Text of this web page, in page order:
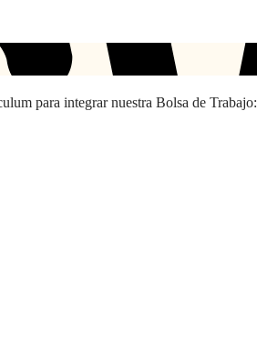
para integrar nuestra Bolsa de Trabajo: